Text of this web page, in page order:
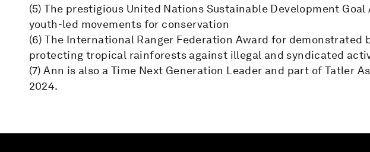
(5) The prestigious United Nations Sustainable Development
youth-led movements for conservation
(6) The International Ranger Federation Award for
protecting tropical rainforests against illegal and syndicated
(7) Ann is also a Time Next Generation Leader and part of Tatler
2024.